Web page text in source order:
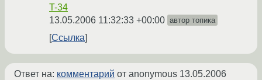
T-34
13.05.2006 11:32:33 +00:00 автор топика
Ссылка
Ответ на: комментарий от anonymous 13.05.2006